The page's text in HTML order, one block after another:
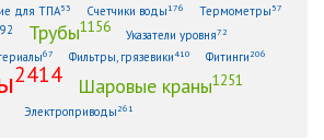
для ТПА53 Счетчики воды176 Термометры 57
Трубы1156 Указатели уровня72
67 Фильтры, грязевики410 Фитинги 206
2414 Шаровые краны1251
Электроприводы 261